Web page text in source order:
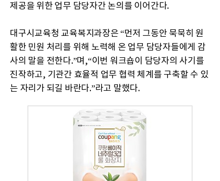
제공을 위한 업무 담당자간 논의를 이어간다.
대구시교육청 교육복지과장은 “먼저 그동안 묵묵히 원
활한 민원 처리를 위해 노력해 온 업무 담당자들에게 감
사의 말을 전한다.”며,“이번 워크숍이 담당자의 사기를
진작하고, 기관간 효율적 업무 협력 체계를 구축할 수 있
는 자리가 되길 바란다.”라고 말했다.